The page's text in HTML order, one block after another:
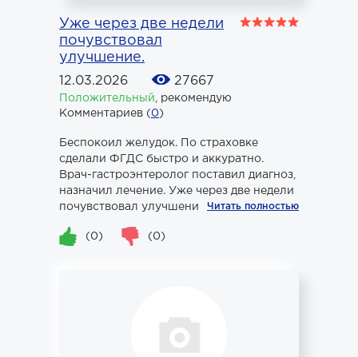
Уже через две недели
почувствовал
улучшение.
12.03.2026 27667
Положительный
рекомендую
Комментариев (0)
Беспокоил желудок. По страховке
сделали ФГДС быстро и аккуратно.
Врач-гастроэнтеролог поставил диагноз,
назначил лечение. Уже через две недели
почувствовал улучшение.Читать полностью
(0) (0)